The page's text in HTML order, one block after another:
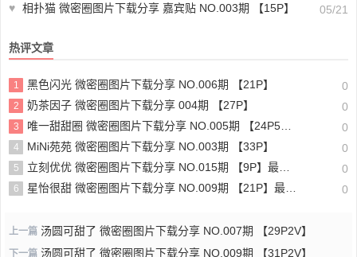
♥ 相扑猫 微密圈图片下载分享 嘉宾贴 NO.003期 【15P】 05/21
热评文章
1 黑色闪光 微密圈图片下载分享 NO.006期 【21P】 0
2 奶茶因子 微密圈图片下载分享 004期 【27P】 0
3 唯一甜甜圈 微密圈图片下载分享 NO.005期 【24P5V】 0
4 MiNi苑苑 微密圈图片下载分享 NO.003期 【33P】 0
5 立刻优优 微密圈图片下载分享 NO.015期 【9P】最新至：2025.2.26 0
6 星怡很甜 微密圈图片下载分享 NO.009期 【21P】最新至：2023.10.28 0
上一篇 汤圆可甜了 微密圈图片下载分享 NO.007期 【29P2V】
下一篇 汤圆可甜了 微密圈图片下载分享 NO.009期 【31P2V】